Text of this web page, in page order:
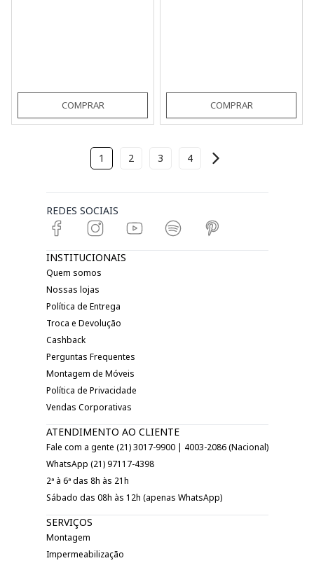
COMPRAR COMPRAR
1 2 3 4
REDES SOCIAIS
INSTITUCIONAIS
Quem somos
Nossas lojas
Política de Entrega
Troca e Devolução
Cashback
Perguntas Frequentes
Montagem de Móveis
Política de Privacidade
Vendas Corporativas
ATENDIMENTO AO CLIENTE
Fale com a gente (21) 3017-9900 | 4003-2086 (Nacional)
WhatsApp (21) 97117-4398
2ª à 6ª das 8h às 21h
Sábado das 08h às 12h (apenas WhatsApp)
SERVIÇOS
Montagem
Impermeabilização